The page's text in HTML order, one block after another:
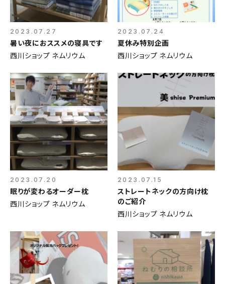
2023.07.27
暑い夜におススメの寝具です
西川ショップ ネムリウム
2023.07.24
夏休み特別企画
西川ショップ ネムリウム
2023.07.20
眠りが変わるオーダー枕
西川ショップ ネムリウム
2023.07.15
ストレートネックの方向け枕
のご紹介
西川ショップ ネムリウム